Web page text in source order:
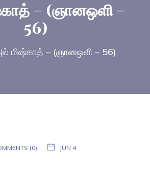
– (ஞானஒளி –
56)
மிஷ்காத் – (ஞானஒளி – 56)
(0) JUN 4